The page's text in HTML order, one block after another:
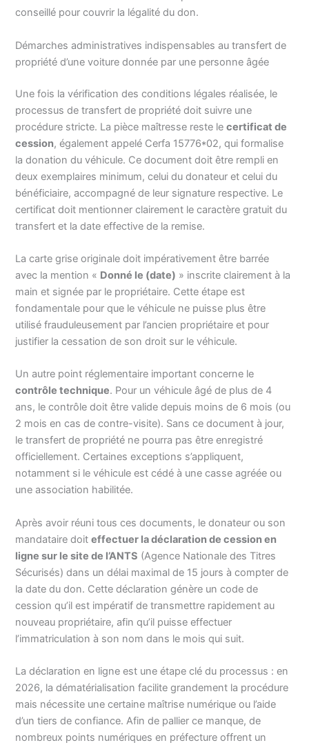
conseillé pour couvrir la légalité du don.
Démarches administratives indispensables au transfert de
propriété d’une voiture donnée par une personne âgée
Une fois la vérification des conditions légales réalisée, le
processus de transfert de propriété doit suivre une
procédure stricte. La pièce maîtresse reste lecertificat de
cession, également appelé Cerfa 15776*02, qui formalise
la donation du véhicule. Ce document doit être rempli en
deux exemplaires minimum, celui du donateur et celui du
bénéficiaire, accompagné de leur signature respective. Le
certificat doit mentionner clairement le caractère gratuit du
transfert et la date effective de la remise.
La carte grise originale doit impérativement être barrée
avec la mention « Donné le (date) » inscrite clairement à la
main et signée par le propriétaire. Cette étape est
fondamentale pour que le véhicule ne puisse plus être
utilisé frauduleusement par l’ancien propriétaire et pour
justifier la cessation de son droit sur le véhicule.
Un autre point réglementaire important concerne le
contrôle technique. Pour un véhicule âgé de plus de 4
ans, le contrôle doit être valide depuis moins de 6 mois (ou
2 mois en cas de contre-visite). Sans ce document à jour,
le transfert de propriété ne pourra pas être enregistré
officiellement. Certaines exceptions s’appliquent,
notamment si le véhicule est cédé à une casse agréée ou
une association habilitée.
Après avoir réuni tous ces documents, le donateur ou son
mandataire doiteffectuer la déclaration de cession en
ligne sur le site de l’ANTS (Agence Nationale des Titres
Sécurisés) dans un délai maximal de 15 jours à compter de
la date du don. Cette déclaration génère un code de
cession qu’il est impératif de transmettre rapidement au
nouveau propriétaire, afin qu’il puisse effectuer
l’immatriculation à son nom dans le mois qui suit.
La déclaration en ligne est une étape clé du processus : en
2026, la dématérialisation facilite grandement la procédure
mais nécessite une certaine maîtrise numérique ou l’aide
d’un tiers de confiance. Afin de pallier ce manque, de
nombreux points numériques en préfecture offrent un